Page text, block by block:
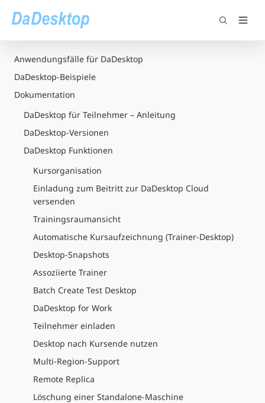
Anwendungsfälle für DaDesktop
DaDesktop-Beispiele
Dokumentation
DaDesktop für Teilnehmer – Anleitung
DaDesktop-Versionen
DaDesktop Funktionen
Kursorganisation
Einladung zum Beitritt zur DaDesktop Cloud
versenden
Trainingsraumansicht
Automatische Kursaufzeichnung (Trainer-Desktop)
Desktop-Snapshots
Assoziierte Trainer
Batch Create Test Desktop
DaDesktop for Work
Teilnehmer einladen
Desktop nach Kursende nutzen
Multi-Region-Support
Remote Replica
Löschung einer Standalone-Maschine